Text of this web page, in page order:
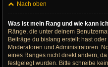
Nach oben
Was ist mein Rang und wie kann
Ränge, die unter deinem
Beiträge du bislang erstellt hast
Moderatoren und Administratoren.
eines Ranges nicht direkt ändern,
festgelegt wurden. Bitte schreibe